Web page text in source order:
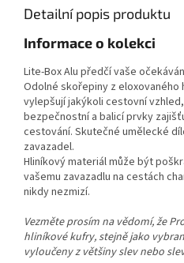
Detailní popis produktu
Informace o kolekci
Lite-Box Alu předčí vaše
Odolné skořepiny z
vylepšují jakýkoli cestovní
bezpečnostní a balicí prvky
cestování. Skutečné umělecké
zavazadel.
Hliníkový materiál může být
vašemu zavazadlu na cestách
nikdy nezmizí.
Vezměte prosím na vědomí, že
hliníkové kufry, stejně jako
vyloučeny z většiny slev nebo